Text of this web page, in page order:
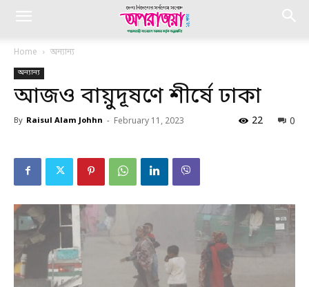
Home অন্যান্য
অন্যান্য
আজও বায়ুদূষণে শীর্ষে ঢাকা
By Raisul Alam Johhn - February 11, 2023 0
22